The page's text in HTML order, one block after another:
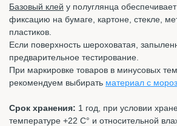
Базовый клей у полуглянца
фиксацию на бумаге, картоне, стекле,
пластиков.
Если поверхность шероховатая,
предварительное тестирование.
При маркировке товаров в минусовых
рекомендуем выбирать материал с
Срок хранения: 1 год, при условии
температуре +22 С° и относительной